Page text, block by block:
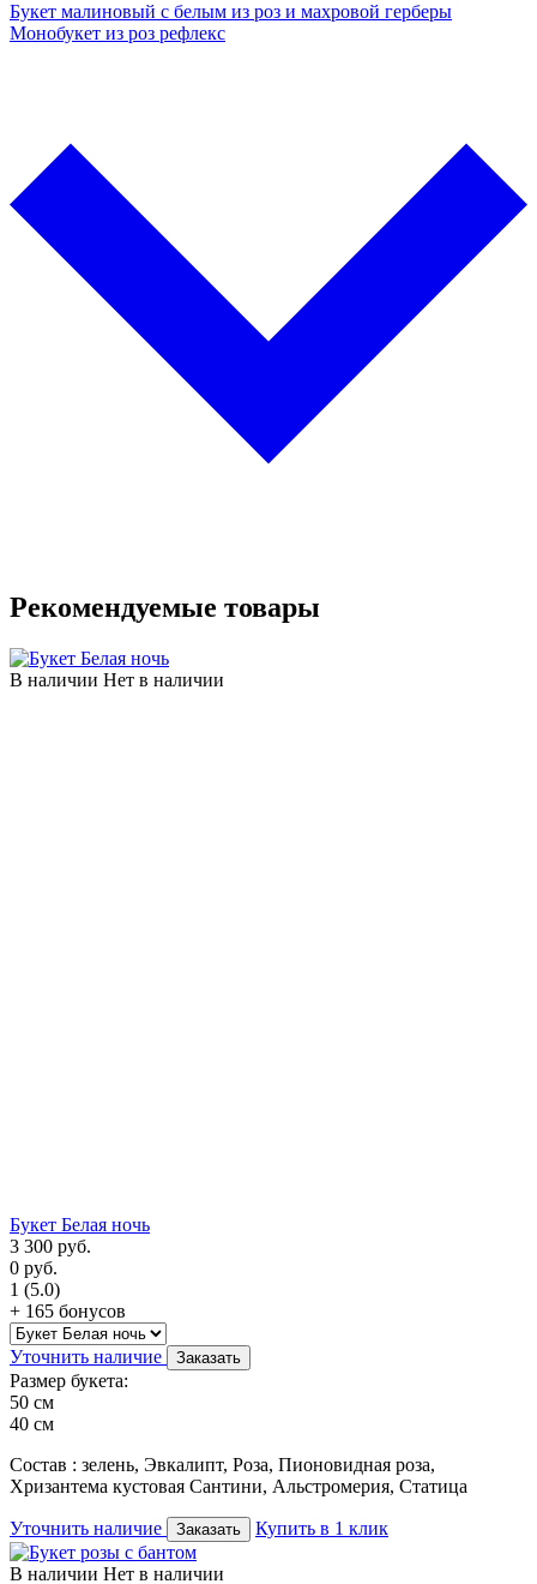
Букет малиновый с белым из роз и махровой герберы
Монобукет из роз рефлекс
Рекомендуемые товары
В наличии Нет в наличии
Букет Белая ночь
3 300 руб.
0 руб.
1 (5.0)
+ 165 бонусов
Уточнить наличие Заказать
Размер букета:
50 см
40 см
Состав : зелень, Эвкалипт, Роза, Пионовидная роза,
Хризантема кустовая Сантини, Альстромерия, Статица
Уточнить наличие Заказать Купить в 1 клик
В наличии Нет в наличии